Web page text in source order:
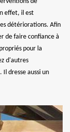
effet, il est
détériorations. Afin
de faire confiance à
pour la
d'autres
dresse aussi un